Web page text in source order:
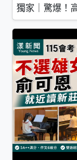
獨家｜驚爆！